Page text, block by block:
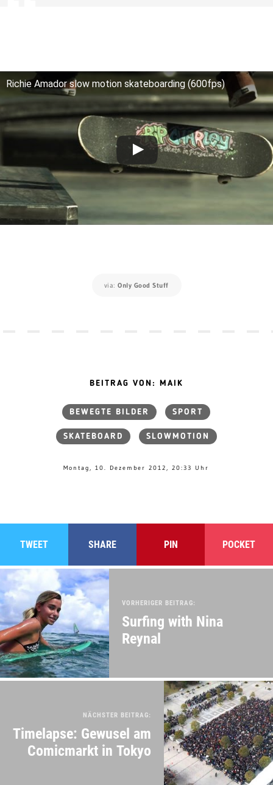
Richie Amador slow motion skateboarding (600fps)
via: Only Good Stuff
BEITRAG VON: MAIK
BEWEGTE BILDER SPORT
SKATEBOARD SLOWMOTION
Montag, 10. Dezember 2012, 20:33 Uhr
TWEET SHARE PIN POCKET
VORHERIGER BEITRAG:
Surfing with Nina
Reynal
NÄCHSTER BEITRAG:
Timelapse: Gewusel am
Comicmarkt in Tokyo